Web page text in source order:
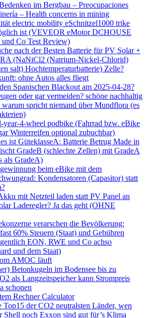
im Bergbau – Preocupaciones
– Health concerns in mining
electric mobility eSchnitzel1000 trike
ist (VEVEOR eMotor DCHOUSE
Co Test Review)
nach der Besten Batterie für PV Solar +
(NaNiCl2 (Natrium-Nickel-Chlorid)
salt) Hochtemperaturbatterie) Zelle?
ohne Autos alles fliegt
Spanischen Blackout am 2025-04-28?
oder gar vermeiden? schöne nachhaltig
warum spricht niemand über Mundflora (es
year-4-wheel podbike (Fahrrad bzw. eBike
Winterreifen optional zubuchbar)
ist GüteklasseA: Batterie Betrug Made in
GradeB (schlechte Zellen) mit GradeA
als GradeA)
beim eBike mit dem
Kondensatoren (Capasitor) statt
mit Netzteil laden statt PV Panel an
Laderegler? Ja das geht (OHNE
verarschen die Bevölkerung:
60% Steuern (Staat) und Gebühren
EON, RWE und Co achso
und dem Staat)
AMOC läuft
Betonkugeln im Bodensee bis zu
als Langzeitspeicher kann Strompreis
schonen
Rechner Calculator
Top15 der CO2 neutralsten Länder, wen
Shell noch Exxon sind gut für’s Klima